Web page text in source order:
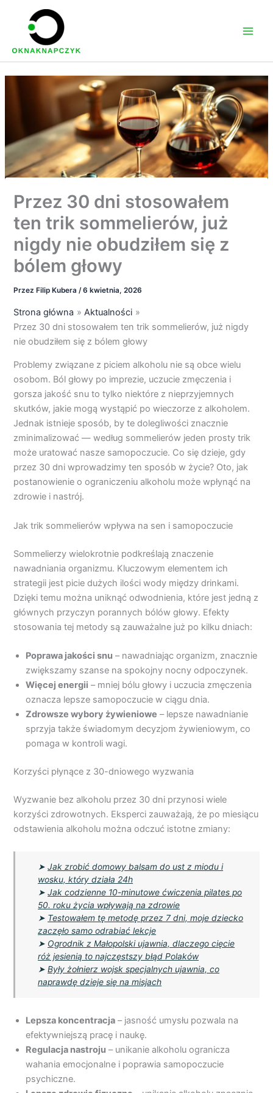
Przez 30 dni stosowałem
ten trik sommelierów, już
nigdy nie obudziłem się z
bólem głowy
PrzezFilip Kubera/6 kwietnia, 2026
Strona główna
Aktualności
Przez 30 dni stosowałem ten trik sommelierów, już nigdy
nie obudziłem się z bólem głowy
Problemy związane z piciem alkoholu nie są obce wielu
osobom. Ból głowy po imprezie, uczucie zmęczenia i
gorsza jakość snu to tylko niektóre z nieprzyjemnych
skutków, jakie mogą wystąpić po wieczorze z alkoholem.
Jednak istnieje sposób, by te dolegliwości znacznie
zminimalizować — według sommelierów jeden prosty trik
może uratować nasze samopoczucie. Co się dzieje, gdy
przez 30 dni wprowadzimy ten sposób w życie? Oto, jak
postanowienie o ograniczeniu alkoholu może wpłynąć na
zdrowie i nastrój.
Jak trik sommelierów wpływa na sen i samopoczucie
Sommelierzy wielokrotnie podkreślają znaczenie
nawadniania organizmu. Kluczowym elementem ich
strategii jest picie dużych ilości wody między drinkami.
Dzięki temu można uniknąć odwodnienia, które jest jedną z
głównych przyczyn porannych bólów głowy. Efekty
stosowania tej metody są zauważalne już po kilku dniach:
Poprawa jakości snu – nawadniając organizm, znacznie
zwiększamy szanse na spokojny nocny odpoczynek.
Więcej energii – mniej bólu głowy i uczucia zmęczenia
oznacza lepsze samopoczucie w ciągu dnia.
Zdrowsze wybory żywieniowe – lepsze nawadnianie
sprzyja także świadomym decyzjom żywieniowym, co
pomaga w kontroli wagi.
Korzyści płynące z 30-dniowego wyzwania
Wyzwanie bez alkoholu przez 30 dni przynosi wiele
korzyści zdrowotnych. Eksperci zauważają, że po miesiącu
odstawienia alkoholu można odczuć istotne zmiany:
➤Jak zrobić domowy balsam do ust z miodu i
wosku, który działa 24h
➤Jak codzienne 10-minutowe ćwiczenia pilates po
50. roku życia wpływają na zdrowie
➤ Testowałem tę metodę przez 7 dni, moje dziecko
zaczęło samo odrabiać lekcje
➤ Ogrodnik z Małopolski ujawnia, dlaczego cięcie
róż jesienią to najczęstszy błąd Polaków
➤Były żołnierz wojsk specjalnych ujawnia, co
naprawdę dzieje się na misjach
Lepsza koncentracja – jasność umysłu pozwala na
efektywniejszą pracę i naukę.
Regulacja nastroju – unikanie alkoholu ogranicza
wahania emocjonalne i poprawia samopoczucie
psychiczne.